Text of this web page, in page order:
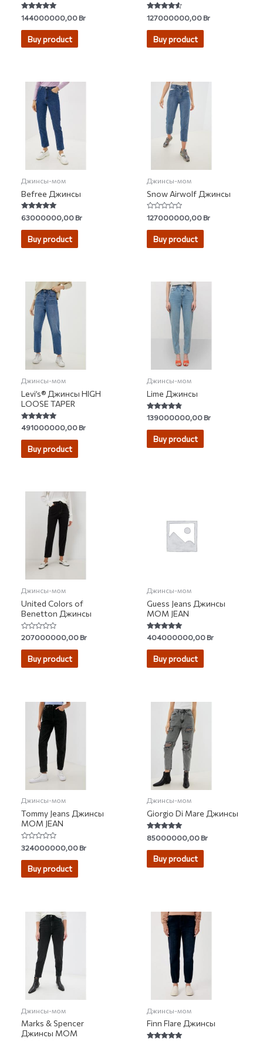
Rated
5.00
out of 5
144000000,00Br
Buy product
Rated
4.31
out of 5
127000000,00Br
Buy product
Джинсы-мом
Befree Джинсы
Rated
5.00
out of 5
63000000,00Br
Buy product
Джинсы-мом
Snow Airwolf Джинсы
Rated
0
out
127000000,00Br
Buy product
Джинсы-мом
Levi’s® Джинсы HIGH
LOOSE TAPER
Rated
4.68
out of 5
491000000,00Br
Buy product
Джинсы-мом
Lime Джинсы
Rated
4.56
out of 5
139000000,00Br
Buy product
Джинсы-мом
United Colors of
Benetton Джинсы
Rated
0
out
207000000,00Br
Buy product
Джинсы-мом
Guess Jeans Джинсы
MOM JEAN
Rated
5.00
out of 5
404000000,00Br
Buy product
Джинсы-мом
Tommy Jeans Джинсы
MOM JEAN
Rated
0
out
324000000,00Br
Buy product
Джинсы-мом
Giorgio Di Mare Джинсы
Rated
5.00
out of 5
85000000,00Br
Buy product
Джинсы-мом
Marks & Spencer
Джинсы MOM
Джинсы-мом
Finn Flare Джинсы